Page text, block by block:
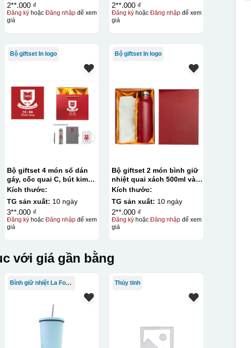
laser để tạo ra các hình ảnh, chữ viết, hoặc mẫu với độ
Laser trên các sản phẩm quà tặng doanh nghiệp có thể
tia cực tím để đóng rắn ngay sau khi in, cho phép in
bền cao và màu sắc tươi sáng. Ưu điểm của phương pháp
in ấn sử dụng một tấm lưới được phủ hóa chất cảm quang,
in được đẩy qua các lỗ nhỏ trên lưới bằng một thanh gạt
hay các vật phẩm quà tặng khác. Kỹ thuật này cho
trên nhiều chất liệu và phù hợp cho sản xuất số lượng
ban đầu tương đối cao.
2**.000 ₫
Đăng kýhoặc Đăng nhậpđể xem
giá
2**.000 ₫
Đăng ký hoặcĐăng nhập để xem
giá
Bộ giftset In logo
Bộ giftset 4 món sổ dán
gáy, cốc quai C, bút kim
loại, bình giữ nhiệt
Kích thước:
TG sản xuất: 10 ngày
3**.000 ₫
Đăng kýhoặc Đăng nhậpđể xem
giá
Bộ giftset In logo
Bộ giftset 2 món bình giữ
nhiệt quai xách 500ml và
túi canva
Kích thước:
TG sản xuất: 10 ngày
2**.000 ₫
Đăng ký hoặcĐăng nhập để xem
giá
với giá gần bằng
Bình giữ nhiệt La Fonte Thủy tinh